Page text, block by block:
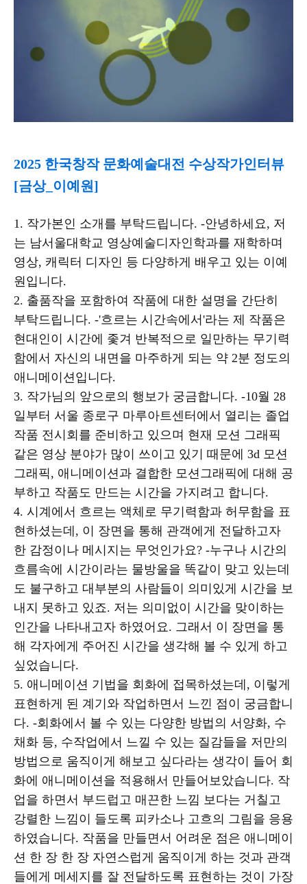
2025 한국창작 문화예술대전 수상작가인터뷰
[금상_이예원]
1. 작가본인 소개를 부탁드립니다. -안녕하세요, 저
는 남서울대학교 영상예술디자인학과를 재학하며
영상, 캐릭터 디자인 등 다양하게 배우고 있는 이예
원입니다.
2. 출품작을 포함하여 작품에 대한 설명을 간단히
부탁드립니다. -'흐르는 시간속에서'라는 제 작품은
현대인이 시간에 좇겨 반복적으로 일만하는 무기력
함에서 자신의 내면을 마주하게 되는 약 2분 정도의
애니메이션입니다.
3. 작가님의 앞으로의 행보가 궁금합니다. -10월 28
일부터 서울 종로구 마루아트센터에서 열리는 졸업
작품 전시회를 준비하고 있으며 현재 모션 그래픽
같은 영상 분야가 많이 쓰이고 있기 때문에 3d 모션
그래픽, 애니메이션과 결합한 모션그래픽에 대해 공
부하고 작품도 만드는 시간을 가지려고 합니다.
4. 시계에서 흐르는 액체로 무기력함과 허무함을 표
현하셨는데, 이 장면을 통해 관객에게 전달하고자
한 감정이나 메시지는 무엇인가요? -누구나 시간의
흐름속에 시간이라는 물방울을 똑같이 맞고 있는데
도 불구하고 대부분의 사람들이 의미있게 시간을 보
내지 못하고 있죠. 저는 의미없이 시간을 맞이하는
인간을 나타내고자 하였어요. 그래서 이 장면을 통
해 각자에게 주어진 시간을 생각해 볼 수 있게 하고
싶었습니다.
5. 애니메이션 기법을 회화에 접목하셨는데, 이렇게
표현하게 된 계기와 작업하면서 느낀 점이 궁금합니
다. -회화에서 볼 수 있는 다양한 방법의 서양화, 수
채화 등, 수작업에서 느낄 수 있는 질감들을 저만의
방법으로 움직이게 해보고 싶다라는 생각이 들어 회
화에 애니메이션을 적용해서 만들어보았습니다. 작
업을 하면서 부드럽고 매끈한 느낌 보다는 거칠고
강렬한 느낌이 들도록 피카소나 고흐의 그림을 응용
하였습니다. 작품을 만들면서 어려운 점은 애니메이
션 한 장 한 장 자연스럽게 움직이게 하는 것과 관객
들에게 메세지를 잘 전달하도록 표현하는 것이 가장